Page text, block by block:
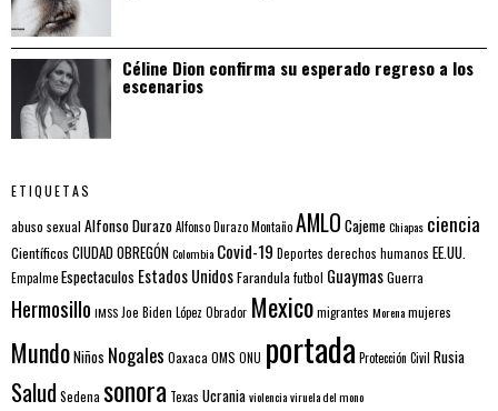
Céline Dion confirma su esperado regreso a los
escenarios
ETIQUETAS
abuso sexual Alfonso DurazoAlfonso Durazo MontañoAMLO CajemeChiapas ciencia
Científicos CIUDAD OBREGÓNColombia Covid-19 Deportes derechos humanos EE.UU.
EmpalmeEspectaculos Estados UnidosFarandula futbol GuaymasGuerra
Hermosillo IMSS Joe Biden López Obrador Mexicomigrantes Morenamujeres
MundoNiños Nogales Oaxaca OMS ONU portada Protección Civil Rusia
Salud Sedena sonora Texas Ucraniaviolenciaviruela del mono